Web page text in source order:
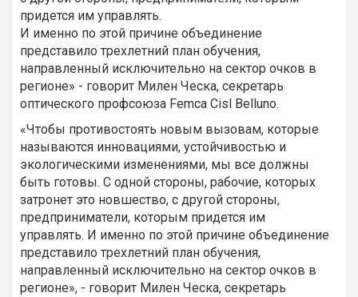
придется им управлять.
И именно по этой причине объединение
представило трехлетний план обучения,
направленный исключительно на сектор очков в
регионе» - говорит Милен Ческа, секретарь
оптического профсоюза Femca Cisl Belluno.
«Чтобы противостоять новым вызовам, которые
называются инновациями, устойчивостью и
экологическими изменениями, мы все должны
быть готовы. С одной стороны, рабочие, которых
затронет это новшество, с другой стороны,
предприниматели, которым придется им
управлять. И именно по этой причине объединение
представило трехлетний план обучения,
направленный исключительно на сектор очков в
регионе», - говорит Милен Ческа, секретарь